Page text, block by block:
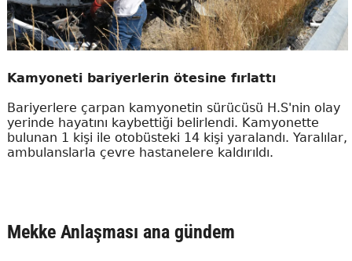
Kamyoneti bariyerlerin ötesine fırlattı
Bariyerlere çarpan kamyonetin sürücüsü H.S'nin olay
yerinde hayatını kaybettiği belirlendi. Kamyonette
bulunan 1 kişi ile otobüsteki 14 kişi yaralandı. Yaralılar,
ambulanslarla çevre hastanelere kaldırıldı.
Mekke Anlaşması ana gündem